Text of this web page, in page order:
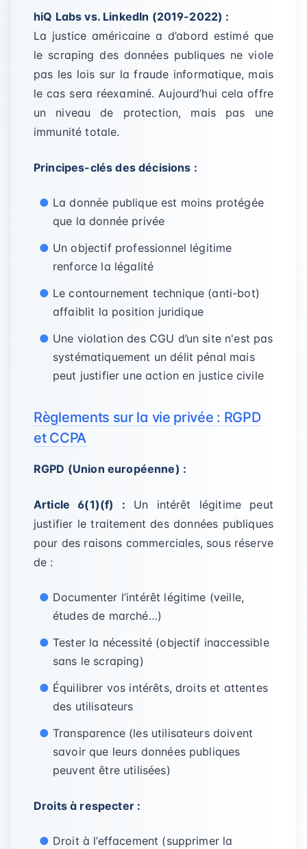
hiQ Labs vs. LinkedIn (2019-2022) :
La justice américaine a d’abord estimé que
le scraping des données publiques ne viole
pas les lois sur la fraude informatique, mais
le cas sera réexaminé. Aujourd’hui cela offre
un niveau de protection, mais pas une
immunité totale.
Principes-clés des décisions :
La donnée publique est moins protégée
que la donnée privée
Un objectif professionnel légitime
renforce la légalité
Le contournement technique (anti-bot)
affaiblit la position juridique
Une violation des CGU d’un site n'est pas
systématiquement un délit pénal mais
peut justifier une action en justice civile
Règlements sur la vie privée : RGPD
et CCPA
RGPD (Union européenne) :
Article 6(1)(f) : Un intérêt légitime peut
justifier le traitement des données publiques
pour des raisons commerciales, sous réserve
de :
Documenter l’intérêt légitime (veille,
études de marché…)
Tester la nécessité (objectif inaccessible
sans le scraping)
Équilibrer vos intérêts, droits et attentes
des utilisateurs
Transparence (les utilisateurs doivent
savoir que leurs données publiques
peuvent être utilisées)
Droits à respecter :
Droit à l’effacement (supprimer la